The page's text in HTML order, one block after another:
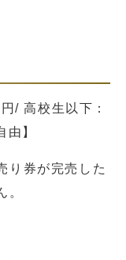
/ 高校生以下：
】
り券が完売した
。